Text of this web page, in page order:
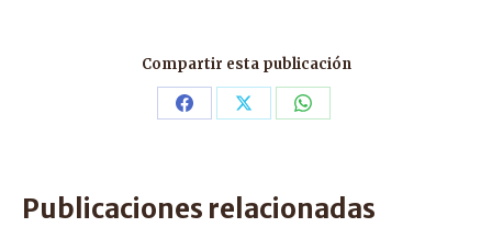
Compartir esta publicación
Share Share Share
Publicaciones relacionadas